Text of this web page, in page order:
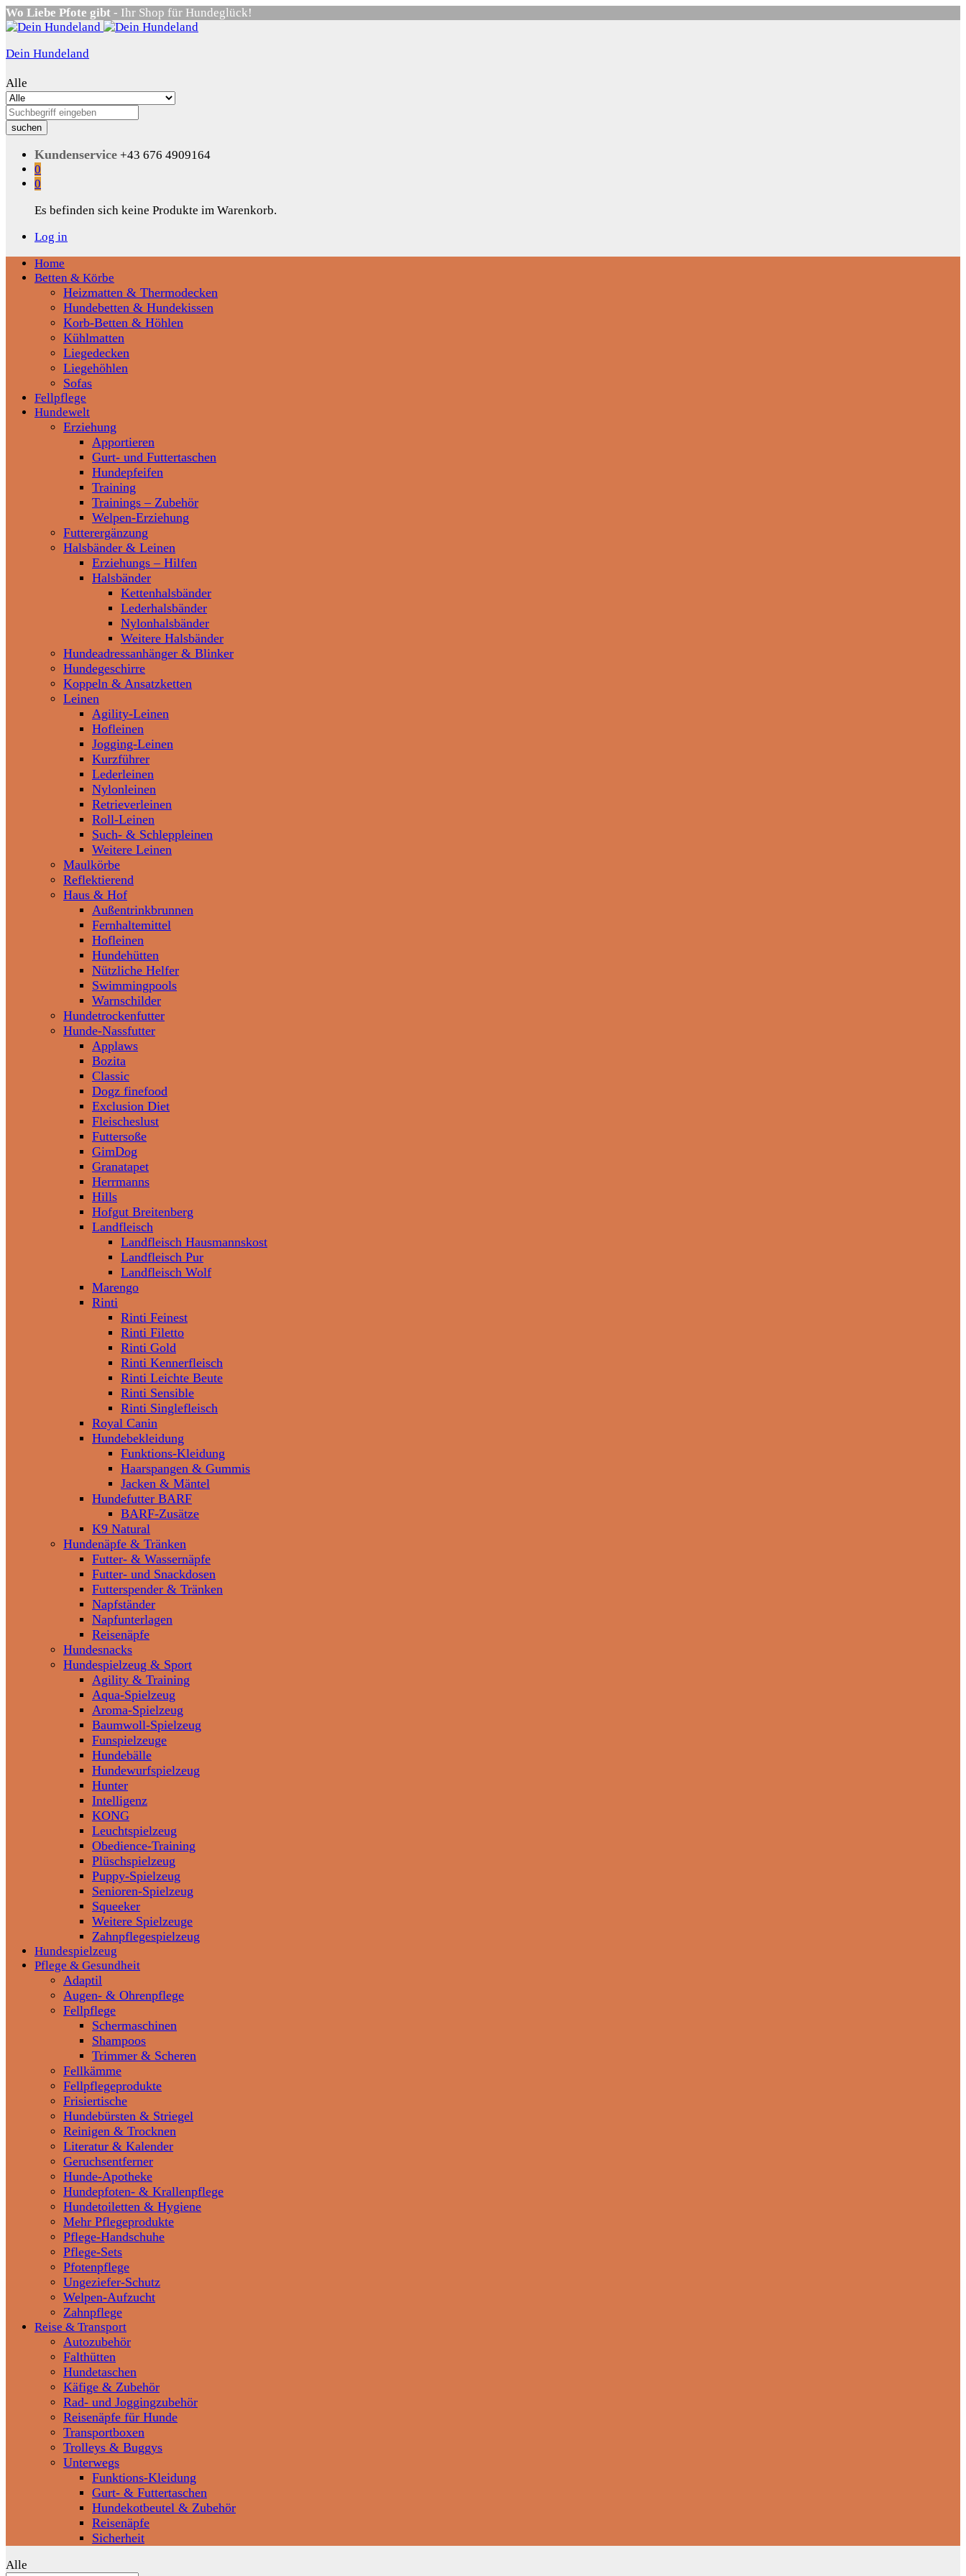
Wo Liebe Pfote gibt - Ihr Shop für Hundeglück!
Dein Hundeland
Alle
suchen
Kundenservice +43 676 4909164
0
0
Es befinden sich keine Produkte im Warenkorb.
Log in
Home
Betten & Körbe
Heizmatten & Thermodecken
Hundebetten & Hundekissen
Korb-Betten & Höhlen
Kühlmatten
Liegedecken
Liegehöhlen
Sofas
Fellpflege
Hundewelt
Erziehung
Apportieren
Gurt- und Futtertaschen
Hundepfeifen
Training
Trainings – Zubehör
Welpen-Erziehung
Futterergänzung
Halsbänder & Leinen
Erziehungs – Hilfen
Halsbänder
Kettenhalsbänder
Lederhalsbänder
Nylonhalsbänder
Weitere Halsbänder
Hundeadressanhänger & Blinker
Hundegeschirre
Koppeln & Ansatzketten
Leinen
Agility-Leinen
Hofleinen
Jogging-Leinen
Kurzführer
Lederleinen
Nylonleinen
Retrieverleinen
Roll-Leinen
Such- & Schleppleinen
Weitere Leinen
Maulkörbe
Reflektierend
Haus & Hof
Außentrinkbrunnen
Fernhaltemittel
Hofleinen
Hundehütten
Nützliche Helfer
Swimmingpools
Warnschilder
Hundetrockenfutter
Hunde-Nassfutter
Applaws
Bozita
Classic
Dogz finefood
Exclusion Diet
Fleischeslust
Futtersoße
GimDog
Granatapet
Herrmanns
Hills
Hofgut Breitenberg
Landfleisch
Landfleisch Hausmannskost
Landfleisch Pur
Landfleisch Wolf
Marengo
Rinti
Rinti Feinest
Rinti Filetto
Rinti Gold
Rinti Kennerfleisch
Rinti Leichte Beute
Rinti Sensible
Rinti Singlefleisch
Royal Canin
Hundebekleidung
Funktions-Kleidung
Haarspangen & Gummis
Jacken & Mäntel
Hundefutter BARF
BARF-Zusätze
K9 Natural
Hundenäpfe & Tränken
Futter- & Wassernäpfe
Futter- und Snackdosen
Futterspender & Tränken
Napfständer
Napfunterlagen
Reisenäpfe
Hundesnacks
Hundespielzeug & Sport
Agility & Training
Aqua-Spielzeug
Aroma-Spielzeug
Baumwoll-Spielzeug
Funspielzeuge
Hundebälle
Hundewurfspielzeug
Hunter
Intelligenz
KONG
Leuchtspielzeug
Obedience-Training
Plüschspielzeug
Puppy-Spielzeug
Senioren-Spielzeug
Squeeker
Weitere Spielzeuge
Zahnpflegespielzeug
Hundespielzeug
Pflege & Gesundheit
Adaptil
Augen- & Ohrenpflege
Fellpflege
Schermaschinen
Shampoos
Trimmer & Scheren
Fellkämme
Fellpflegeprodukte
Frisiertische
Hundebürsten & Striegel
Reinigen & Trocknen
Literatur & Kalender
Geruchsentferner
Hunde-Apotheke
Hundepfoten- & Krallenpflege
Hundetoiletten & Hygiene
Mehr Pflegeprodukte
Pflege-Handschuhe
Pflege-Sets
Pfotenpflege
Ungeziefer-Schutz
Welpen-Aufzucht
Zahnpflege
Reise & Transport
Autozubehör
Falthütten
Hundetaschen
Käfige & Zubehör
Rad- und Joggingzubehör
Reisenäpfe für Hunde
Transportboxen
Trolleys & Buggys
Unterwegs
Funktions-Kleidung
Gurt- & Futtertaschen
Hundekotbeutel & Zubehör
Reisenäpfe
Sicherheit
Alle